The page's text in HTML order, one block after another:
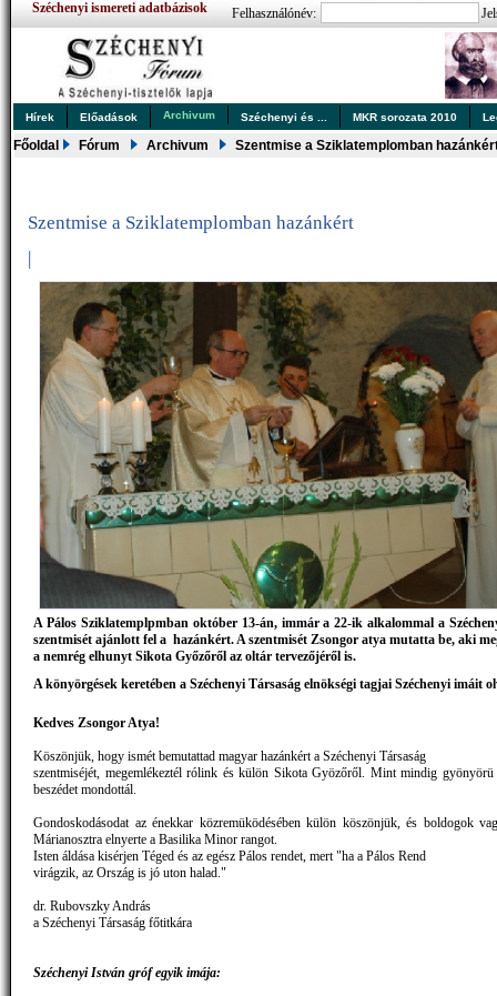
Széchenyi ismereti adatbázisok Felhasználónév:
Hírek Előadások Archivum Széchenyi és ... MKR sorozata 2010
Főoldal Fórum Archivum Szentmise a Sziklatemplomban
Szentmise a Sziklatemplomban hazánkért
|
A Pálos Sziklatemplpmban október 13-án, immár a 22-ik alkalommal a
szentmisét ajánlott fel a hazánkért. A szentmisét Zsongor atya mutatta be, aki
a nemrég elhunyt Sikota Győzőről az oltár tervezőjéről is.
A könyörgések keretében a Széchenyi Társaság elnökségi tagjai Széchenyi imáit
Kedves Zsongor Atya!
Köszönjük, hogy ismét bemutattad magyar hazánkért a Széchenyi Társaság
szentmiséjét, megemlékeztél rólink és külön Sikota Gyözőről. Mint mindig gyönyörü
beszédet mondottál.
Gondoskodásodat az énekkar közremüködésében külön köszönjük, és boldogok
Márianosztra elnyerte a Basilika Minor rangot.
Isten áldása kisérjen Téged és az egész Pálos rendet, mert "ha a Pálos Rend
virágzik, az Ország is jó uton halad."
dr. Rubovszky András
a Széchenyi Társaság főtitkára
Széchenyi István gróf egyik imája: